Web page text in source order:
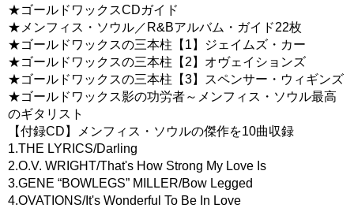
★ゴールドワックスCDガイド
★メンフィス・ソウル／R&Bアルバム・ガイド22枚
★ゴールドワックスの三本柱【1】ジェイムズ・カー
★ゴールドワックスの三本柱【2】オヴェイションズ
★ゴールドワックスの三本柱【3】スペンサー・ウィギンズ
★ゴールドワックス影の功労者～メンフィス・ソウル最高
のギタリスト
【付録CD】メンフィス・ソウルの傑作を10曲収録
1.THE LYRICS/Darling
2.O.V. WRIGHT/That's How Strong My Love Is
3.GENE “BOWLEGS” MILLER/Bow Legged
4.OVATIONS/It's Wonderful To Be In Love